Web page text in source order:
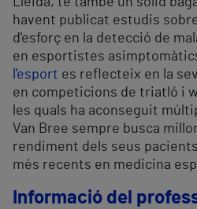
havent publicat estudis
d'esforç en la detecció de
en esportistes
l'esport es reflecteix en la
en competicions de triatló i
les quals ha aconseguit
Van Bree sempre busca
rendiment dels seus
més recents en medicina
Informació del